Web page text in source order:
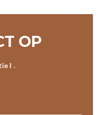
OP
I .